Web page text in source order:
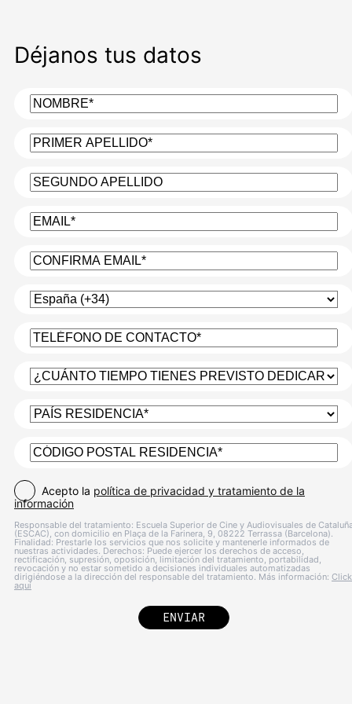
Déjanos tus datos
Acepto la política de privacidad y tratamiento de la
información
Responsable del tratamiento: Escuela Superior de Cine y Audiovisuales de
(ESCAC), con domicilio en Plaça de la Farinera, 9, 08222 Terrassa (Barcelona).
Finalidad: Prestarle los servicios que nos solicite y mantenerle informados de
nuestras actividades. Derechos: Puede ejercer los derechos de acceso,
rectificación, supresión, oposición, limitación del tratamiento, portabilidad,
revocación y no estar sometido a decisiones individuales automatizadas
dirigiéndose a la dirección del responsable del tratamiento. Más información: Click
aquí
ENVIAR